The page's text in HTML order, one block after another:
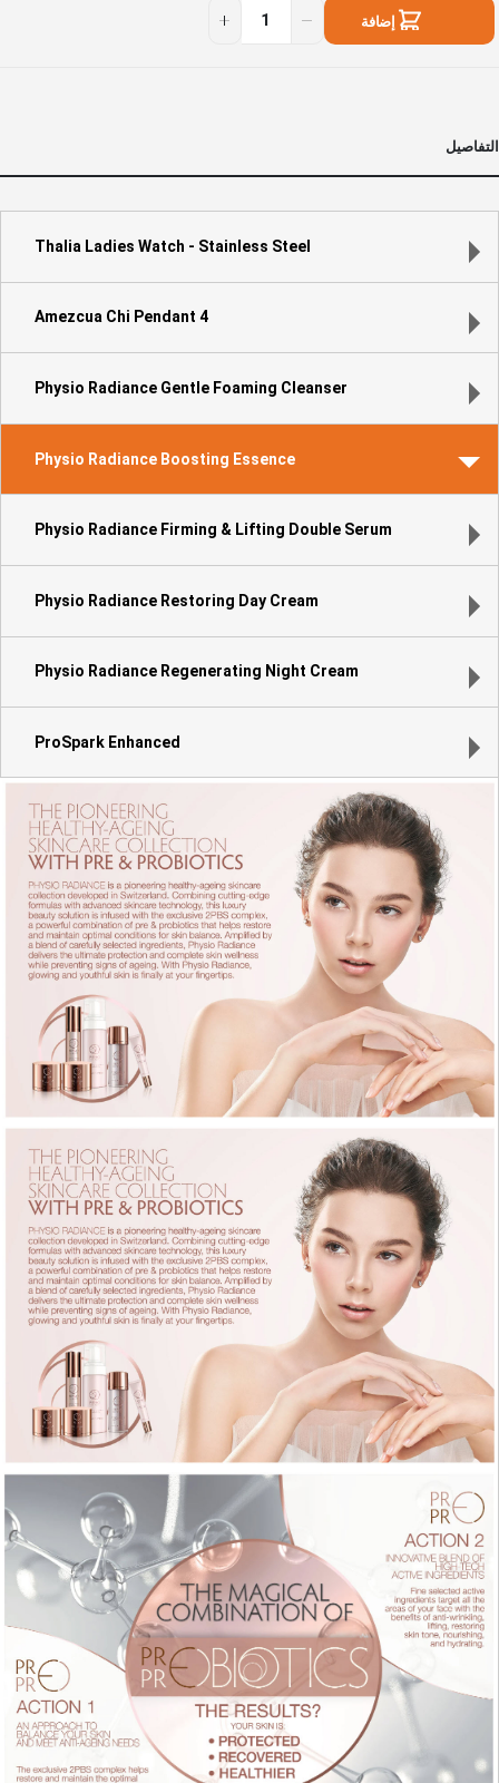
Radiance
Luxe
في
المخزون
إضافة
التفاصيل
Thalia Ladies Watch - Stainless Steel
Amezcua Chi Pendant 4
Physio Radiance Gentle Foaming Cleanser
Physio Radiance Boosting Essence
Physio Radiance Firming & Lifting Double Serum
Physio Radiance Restoring Day Cream
Physio Radiance Regenerating Night Cream
ProSpark Enhanced